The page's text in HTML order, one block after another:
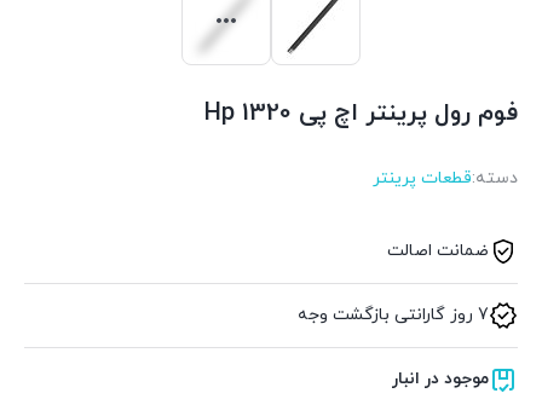
فوم رول پرینتر اچ پی Hp 1320
دسته:قطعات پرینتر
ضمانت اصالت
7 روز گارانتی بازگشت وجه
موجود در انبار